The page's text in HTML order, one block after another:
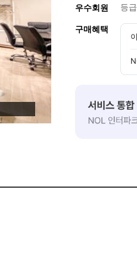
우수회원 등
구매혜택